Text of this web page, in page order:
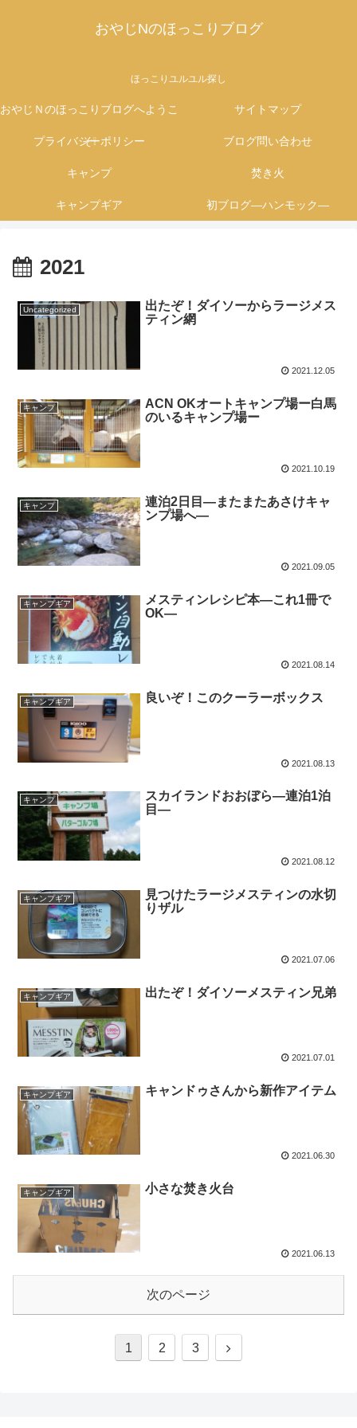
おやじNのほっこりブログ
ほっこりユルユル探し
おやじＮのほっこりブログへようこ
そ❕
サイトマップ
プライバシーポリシー ブログ問い合わせ
キャンプ 焚き火
キャンプギア 初ブログ―ハンモック―
2021
Uncategorized
出たぞ！ダイソーからラージメス
ティン網
2021.12.05
キャンプ
ACN OKオートキャンプ場ー白馬
のいるキャンプ場ー
2021.10.19
キャンプ
連泊2日目―またまたあさけキャ
ンプ場へ―
2021.09.05
キャンプギア
メスティンレシピ本―これ1冊で
OK―
2021.08.14
キャンプギア 良いぞ！このクーラーボックス
2021.08.13
キャンプ
スカイランドおおぼら―連泊1泊
目―
2021.08.12
キャンプギア
見つけたラージメスティンの水切
りザル
2021.07.06
キャンプギア 出たぞ！ダイソーメスティン兄弟
2021.07.01
キャンプギア キャンドゥさんから新作アイテム
2021.06.30
キャンプギア 小さな焚き火台
2021.06.13
次のページ
1 2 3